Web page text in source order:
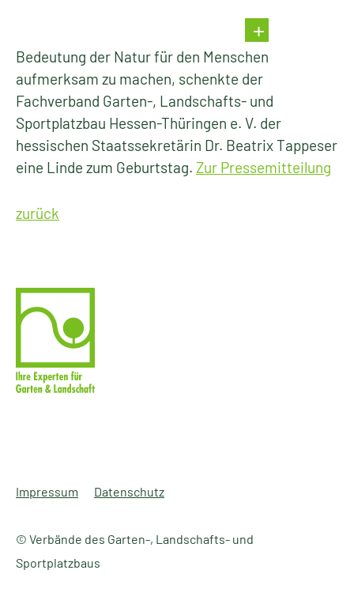
Bedeutung der Natur für den Menschen
aufmerksam zu machen, schenkte der
Fachverband Garten-, Landschafts- und
Sportplatzbau Hessen-Thüringen e. V. der
hessischen Staatssekretärin Dr. Beatrix Tappeser
eine Linde zum Geburtstag. Zur Pressemitteilung
zurück
© Verbände des Garten-, Landschafts- und
Sportplatzbaus
Impressum Datenschutz